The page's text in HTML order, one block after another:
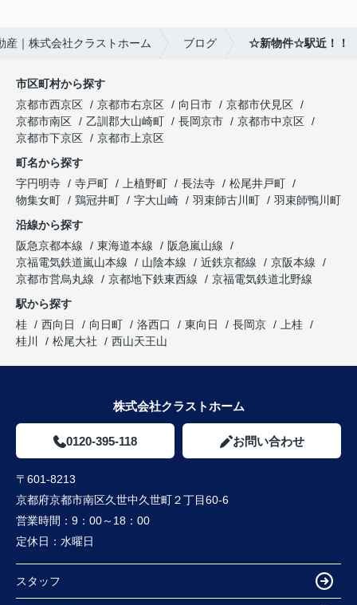
産｜株式会社クラストホーム ブログ ☆新物件☆駅近！！
市区町村から探す
京都市西京区
京都市右京区 向日市
京都市伏見区
京都市南区
乙訓郡大山崎町 長岡京市
京都市中京区
京都市下京区
京都市上京区
町名から探す
字円明寺
寺戸町 上植野町 長法寺
松尾井戸町
物集女町
鶏冠井町 字大山崎 羽束師古川町
羽束師鴨川町
沿線から探す
阪急京都本線
東海道本線
阪急嵐山線
京福電気鉄道嵐山本線
山陰本線 近鉄京都線
京阪本線
京都市営烏丸線
京都地下鉄東西線
京福電気鉄道北野線
駅から探す
桂
西向日 向日町 洛西口 東向日 長岡京
上桂
桂川
松尾大社 西山天王山
株式会社クラストホーム
0120-395-118 お問い合わせ
〒601-8213
京都府京都市南区久世中久世町２丁目60-6
営業時間： 9：00～18：00
定休日： 水曜日
スタッフ